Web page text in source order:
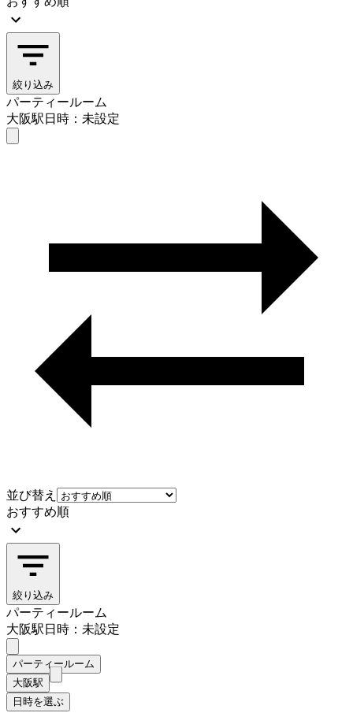
絞り込み
パーティールーム
大阪駅日時：未設定
並び替え
おすすめ順
絞り込み
パーティールーム
大阪駅日時：未設定
パーティールーム
大阪駅
日時を選ぶ